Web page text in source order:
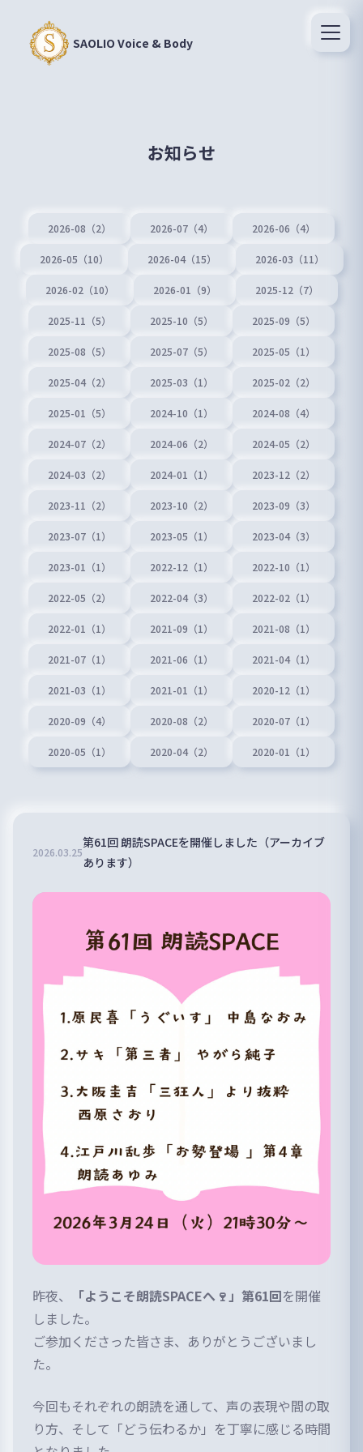
SAOLIO Voice & Body
お知らせ
2026-08（2） 2026-07（4） 2026-06（4）
2026-05（10） 2026-04（15） 2026-03（11）
2026-02（10） 2026-01（9） 2025-12（7）
2025-11（5） 2025-10（5） 2025-09（5）
2025-08（5） 2025-07（5） 2025-05（1）
2025-04（2） 2025-03（1） 2025-02（2）
2025-01（5） 2024-10（1） 2024-08（4）
2024-07（2） 2024-06（2） 2024-05（2）
2024-03（2） 2024-01（1） 2023-12（2）
2023-11（2） 2023-10（2） 2023-09（3）
2023-07（1） 2023-05（1） 2023-04（3）
2023-01（1） 2022-12（1） 2022-10（1）
2022-05（2） 2022-04（3） 2022-02（1）
2022-01（1） 2021-09（1） 2021-08（1）
2021-07（1） 2021-06（1） 2021-04（1）
2021-03（1） 2021-01（1） 2020-12（1）
2020-09（4） 2020-08（2） 2020-07（1）
2020-05（1） 2020-04（2） 2020-01（1）
2026.03.25
第61回 朗読SPACEを開催しました（アーカイブ
あります）
昨夜、 「ようこそ朗読SPACEへ🍷」第61回を開催
しました。
ご参加くださった皆さま、ありがとうございまし
た。
今回もそれぞれの朗読を通して、 声の表現や間の取
り方、 そして「どう伝わるか」を丁寧に感じる時間